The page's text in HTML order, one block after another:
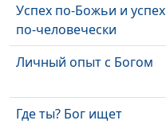
Успех по-Божьи и успех
по-человечески
Личный опыт с Богом
Где ты? Бог ищет